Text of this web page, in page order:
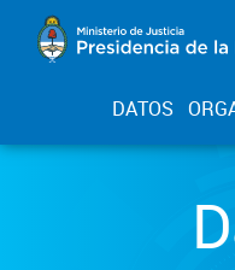
DATOS